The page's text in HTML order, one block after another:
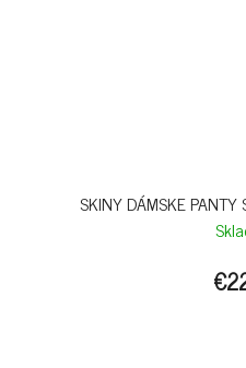
SKINY DÁMSKE